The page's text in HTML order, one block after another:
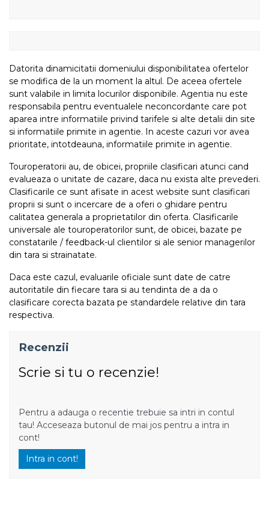
Datorita dinamicitatii domeniului disponibilitatea ofertelor
se modifica de la un moment la altul. De aceea ofertele
sunt valabile in limita locurilor disponibile. Agentia nu este
responsabila pentru eventualele neconcordante care pot
aparea intre informatiile privind tarifele si alte detalii din site
si informatiile primite in agentie. In aceste cazuri vor avea
prioritate, intotdeauna, informatiile primite in agentie.
Touroperatorii au, de obicei, propriile clasificari atunci cand
evalueaza o unitate de cazare, daca nu exista alte prevederi.
Clasificarile ce sunt afisate in acest website sunt clasificari
proprii si sunt o incercare de a oferi o ghidare pentru
calitatea generala a proprietatilor din oferta. Clasificarile
universale ale touroperatorilor sunt, de obicei, bazate pe
constatarile / feedback-ul clientilor si ale senior managerilor
din tara si strainatate.
Daca este cazul, evaluarile oficiale sunt date de catre
autoritatile din fiecare tara si au tendinta de a da o
clasificare corecta bazata pe standardele relative din tara
respectiva.
Recenzii
Scrie si tu o recenzie!
Pentru a adauga o recentie trebuie sa intri in contul
tau! Acceseaza butonul de mai jos pentru a intra in
cont!
Intra in cont!